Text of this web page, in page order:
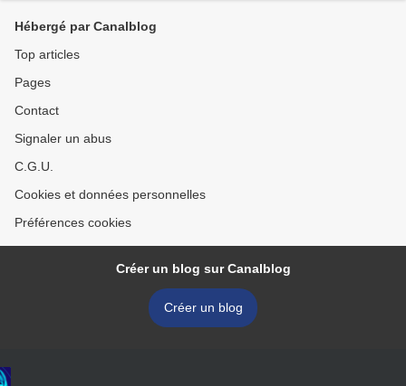
Hébergé par Canalblog
Top articles
Pages
Contact
Signaler un abus
C.G.U.
Cookies et données personnelles
Préférences cookies
Créer un blog sur Canalblog
Créer un blog